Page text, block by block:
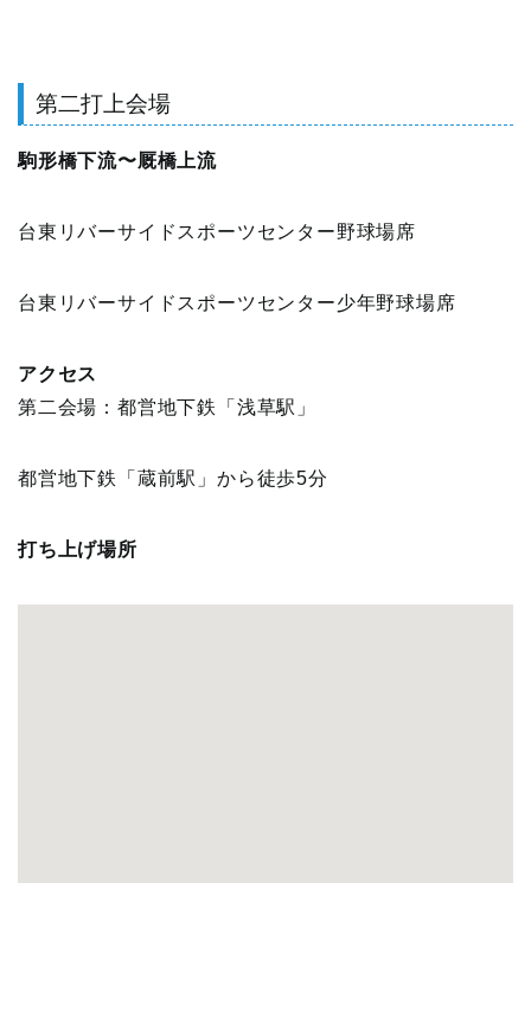
第二打上会場
駒形橋下流〜厩橋上流
台東リバーサイドスポーツセンター野球場席
台東リバーサイドスポーツセンター少年野球場席
アクセス
第二会場：都営地下鉄「浅草駅」
都営地下鉄「蔵前駅」から徒歩5分
打ち上げ場所